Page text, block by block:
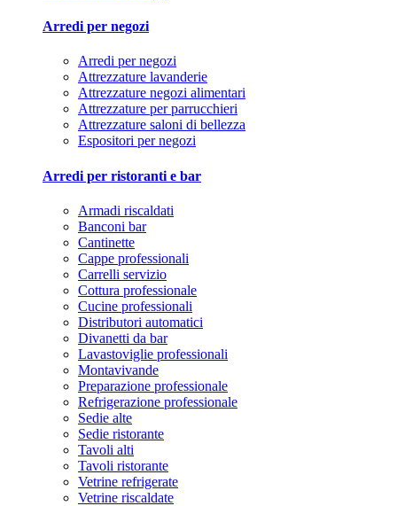
Arredi per negozi
Arredi per negozi
Attrezzature lavanderie
Attrezzature negozi alimentari
Attrezzature per parrucchieri
Attrezzature saloni di bellezza
Espositori per negozi
Arredi per ristoranti e bar
Armadi riscaldati
Banconi bar
Cantinette
Cappe professionali
Carrelli servizio
Cottura professionale
Cucine professionali
Distributori automatici
Divanetti da bar
Lavastoviglie professionali
Montavivande
Preparazione professionale
Refrigerazione professionale
Sedie alte
Sedie ristorante
Tavoli alti
Tavoli ristorante
Vetrine refrigerate
Vetrine riscaldate